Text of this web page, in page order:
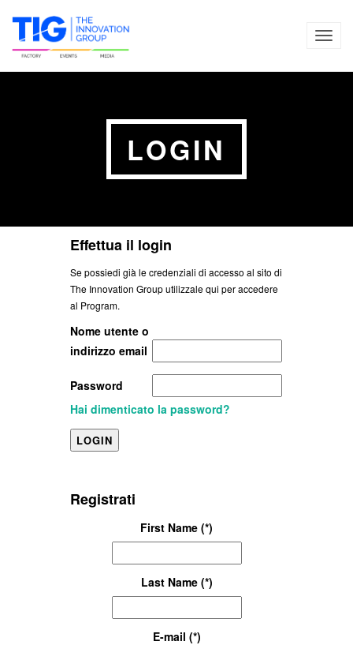
LOGIN
Effettua il login
Se possiedi già le credenziali di accesso al sito di
The Innovation Group utilizzale qui per accedere
al Program.
Nome utente o
indirizzo email
Password
Hai dimenticato la password?
Registrati
First Name (*)
Last Name (*)
E-mail (*)